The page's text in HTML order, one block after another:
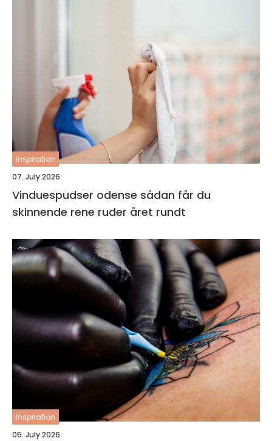
inspiration
07. July 2026
Vinduespudser odense sådan får du
skinnende rene ruder året rundt
inspiration
05. July 2026